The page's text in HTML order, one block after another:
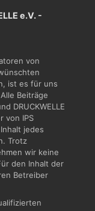
e.V. -
von
ist es für uns
Beiträge
DRUCKWELLE
von IPS
jedes
Trotz
wir keine
den Inhalt der
Betreiber